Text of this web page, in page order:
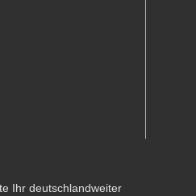
Ihr deutschlandweiter